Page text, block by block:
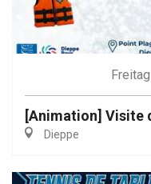
Freitag
[Animation] Visite
Dieppe